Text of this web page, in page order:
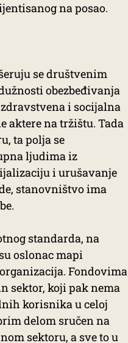
na posao.
se društvenim
obezbeđivanja
i socijalna
aktere na tržištu. Tada
ta polja se
ljudima iz
i urušavanje
stanovništvo ima
standarda, na
oslonac mapi
Fondovima
sektor, koji pak nema
korisnika u celoj
delom sručen na
sektoru, a sve to u